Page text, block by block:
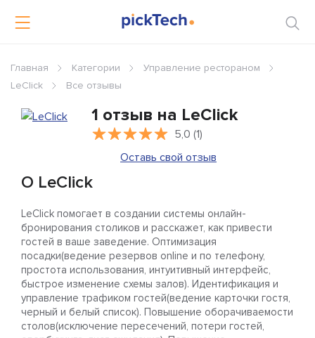
Главная Категории
Управление рестораном
LeClick
Все отзывы
1 отзыв на LeClick
5,0 (1)
Оставь свой отзыв
О LeClick
LeClick помогает в создании системы онлайн-
бронирования столиков и расскажет, как привести
гостей в ваше заведение. Оптимизация
посадки(ведение резервов online и по телефону,
простота использования, интуитивный интерфейс,
быстрое изменение схемы залов). Идентификация и
управление трафиком гостей(ведение карточки гостя,
черный и белый список). Повышение оборачиваемости
столов(исключение пересечений, потери гостей,